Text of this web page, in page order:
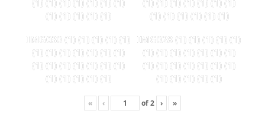
(1) (1) (1) (1) (1) (1) (1)
(1) (1) (1) (1) (1)
(1) (1) (1) (1) (1) (1) (1)
(1) (1) (1) (1) (1) (1)
IMG030 (1) (1) (1) (1) (1)
(1) (1) (1) (1) (1) (1) (1)
(1) (1) (1) (1) (1) (1) (1)
(1) (1) (1) (1) (1)
IMG028 (1) (1) (1) (1) (1)
(1) (1) (1) (1) (1) (1) (1)
(1) (1) (1) (1) (1) (1) (1)
(1) (1) (1) (1) (1)
« ‹ of2 › »